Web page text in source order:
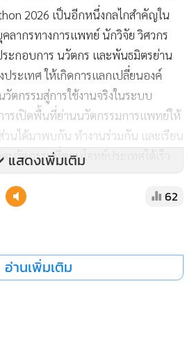
กัดในการทำงานแบบแยกส่วน เปิด
ทรัพยากร องค์ความรู้ และฐานข้อมูลที่
ในการเร่งผลักดันนวัตกรรมจากห้อง
ะบบสาธารณสุขได้อย่างรวดเร็วและมี
อ.NIA กล่าวและว่า
ย 2 ส่วนสำคัญ ได้แก่ Tech Forum
และโอกาสใหม่ของนวัตกรรมการ
ครัฐ ภาคการแพทย์ สถาบันการศึกษา
และ Hackathon พื้นที่เข้มข้นสำหรับ
าก pain point จริงของระบบสุขภาพ
ร่วมกับผู้เชี่ยวชาญจากหลากหลาย
ด้านเทคนิค การแพทย์ และธุรกิจอย่าง
เพื่อเปิดพื้นที่ให้ผู้เข้าร่วมได้
แสดงเพิ่มเติม
62
อ่านเพิ่มเติม